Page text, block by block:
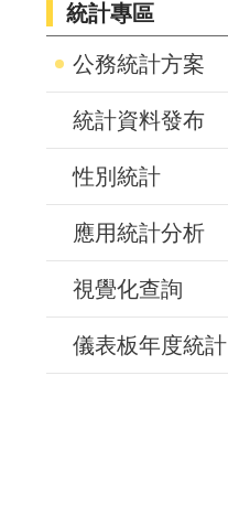
統計專區
公務統計方案
統計資料發布
性別統計
應用統計分析
視覺化查詢
儀表板年度統計